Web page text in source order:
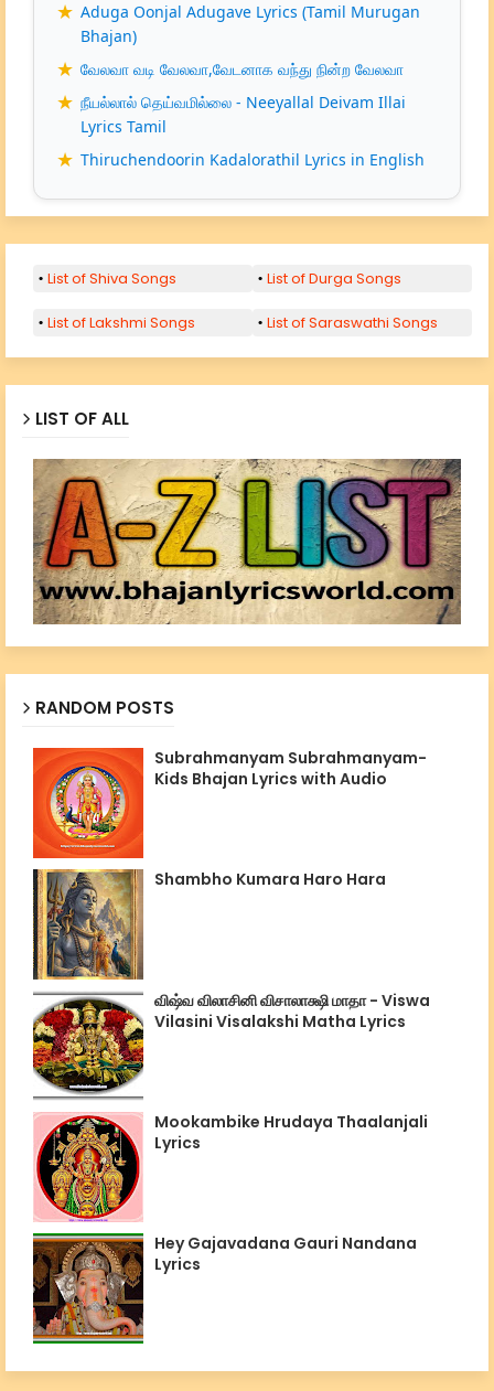
Aduga Oonjal Adugave Lyrics (Tamil Murugan
Bhajan)
வேலவா வடி வேலவா,வேடனாக வந்து நின்ற வேலவா
நீயல்லால் தெய்வமில்லை - Neeyallal Deivam Illai
Lyrics Tamil
Thiruchendoorin Kadalorathil Lyrics in English
List of Shiva Songs List of Durga Songs
List of Lakshmi Songs List of Saraswathi Songs
LIST OF ALL
RANDOM POSTS
Subrahmanyam Subrahmanyam-
Kids Bhajan Lyrics with Audio
Shambho Kumara Haro Hara
விஷ்வ விலாசினி விசாலாக்ஷி மாதா - Viswa
Vilasini Visalakshi Matha Lyrics
Mookambike Hrudaya Thaalanjali
Lyrics
Hey Gajavadana Gauri Nandana
Lyrics